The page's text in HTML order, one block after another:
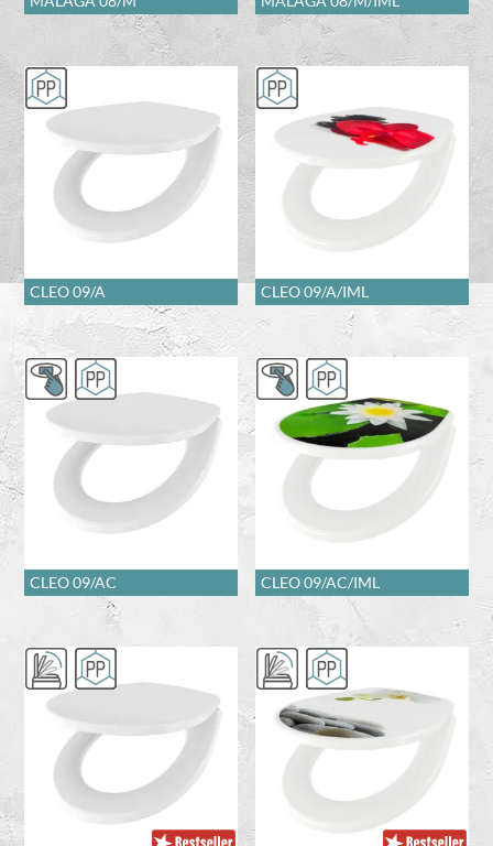
CLEO 09/A CLEO 09/A/IML
CLEO 09/AC CLEO 09/AC/IML